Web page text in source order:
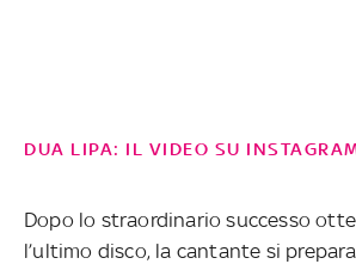
DUA LIPA: IL VIDEO SU
Dopo lo straordinario successo
l’ultimo disco, la cantante si